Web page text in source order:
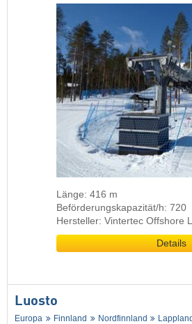
Länge: 416 m
Beförderungskapazität/h: 720
Hersteller: Vintertec Offshore
Details
Luosto
Europa Finnland Nordfinnland